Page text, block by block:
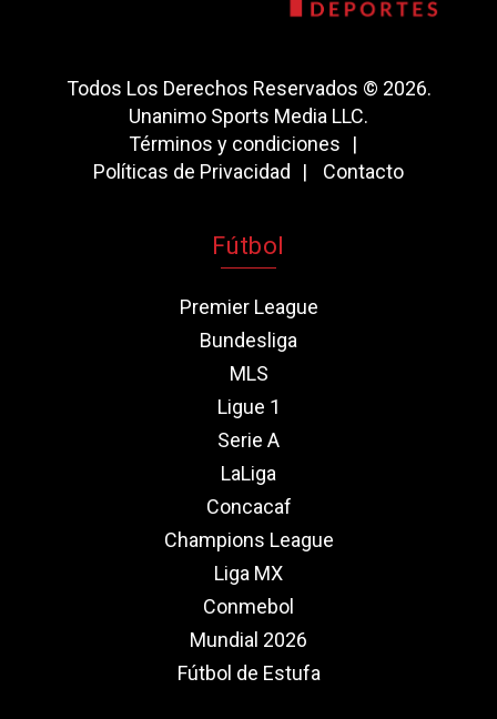
Todos Los Derechos Reservados © 2026.
Unanimo Sports Media LLC.
Términos y condiciones
Políticas de Privacidad
Contacto
Fútbol
Premier League
Bundesliga
MLS
Ligue 1
Serie A
LaLiga
Concacaf
Champions League
Liga MX
Conmebol
Mundial 2026
Fútbol de Estufa